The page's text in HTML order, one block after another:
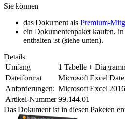
Sie können
das Dokument als Premium-
ein Dokumentenpaket kaufen,
enthalten ist (siehe unten).
Details
Umfang
1 Tabelle +
Dateiformat
Microsoft Excel
Anforderungen: Microsoft Excel 2016
Artikel-Nummer 99.144.01
Das Dokument ist in diesen Paketen